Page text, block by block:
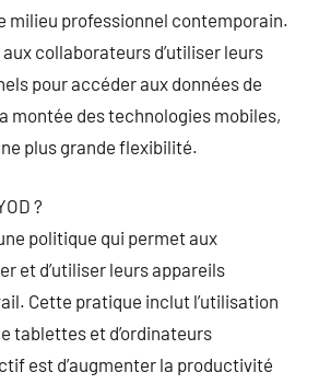
milieu professionnel contemporain.
collaborateurs d’utiliser leurs
pour accéder aux données de
montée des technologies mobiles,
plus grande flexibilité.
?
politique qui permet aux
et d’utiliser leurs appareils
Cette pratique inclut l’utilisation
tablettes et d’ordinateurs
est d’augmenter la productivité